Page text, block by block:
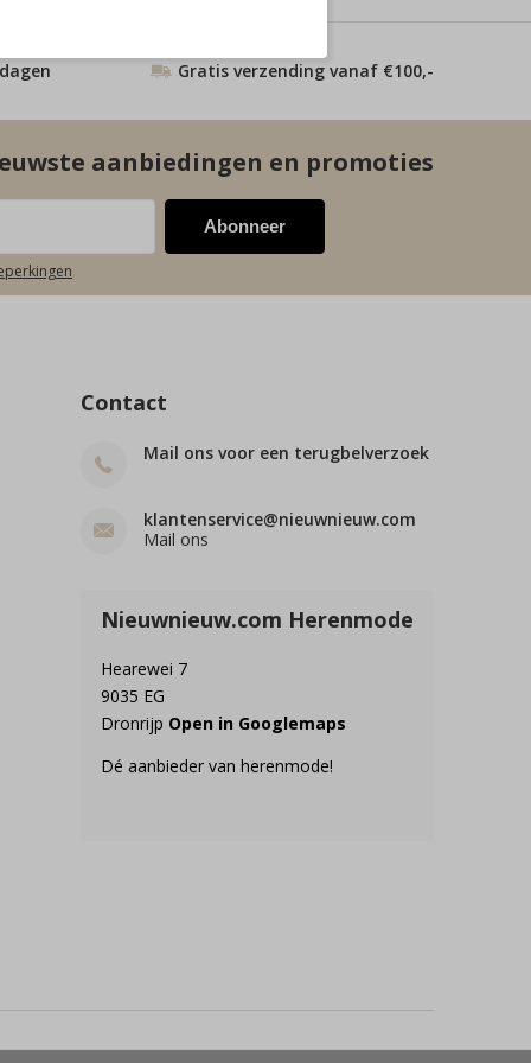
Gratis verzending vanaf €100,-
aanbiedingen en promoties
Abonneer
Contact
Mail ons voor een terugbelverzoek
klantenservice@nieuwnieuw.com
Mail ons
Nieuwnieuw.com Herenmode
Hearewei 7
9035 EG
Dronrijp Open in Googlemaps
Dé aanbieder van herenmode!